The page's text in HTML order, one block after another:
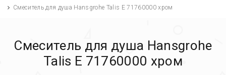
Смеситель для душа Hansgrohe Talis E 71760000 хром
Смеситель для душа Hansgrohe
Talis E 71760000 хром